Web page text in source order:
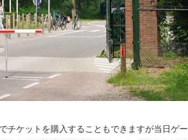
チケットを購入することもできますが当日ゲー